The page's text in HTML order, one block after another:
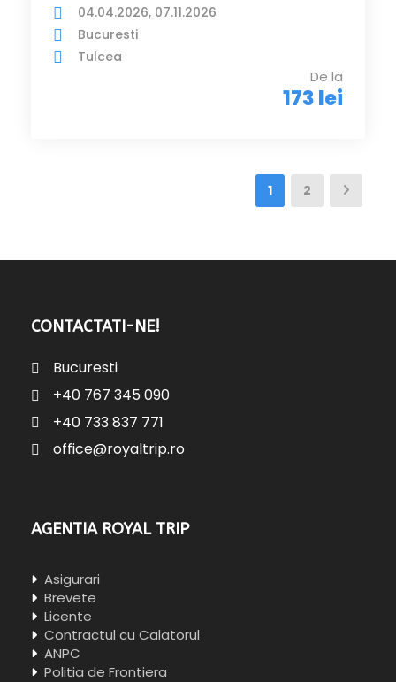
De la
173 lei
04.04.2026, 07.11.2026
Bucuresti
Tulcea
1 2
CONTACTATI-NE!
Bucuresti
+40 767 345 090
+40 733 837 771
office@royaltrip.ro
AGENTIA ROYAL TRIP
Asigurari
Brevete
Licente
Contractul cu Calatorul
ANPC
Politia de Frontiera